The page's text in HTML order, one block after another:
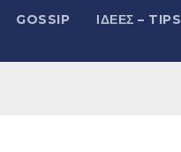
GOSSIP ΙΔΈΕΣ – TIPS